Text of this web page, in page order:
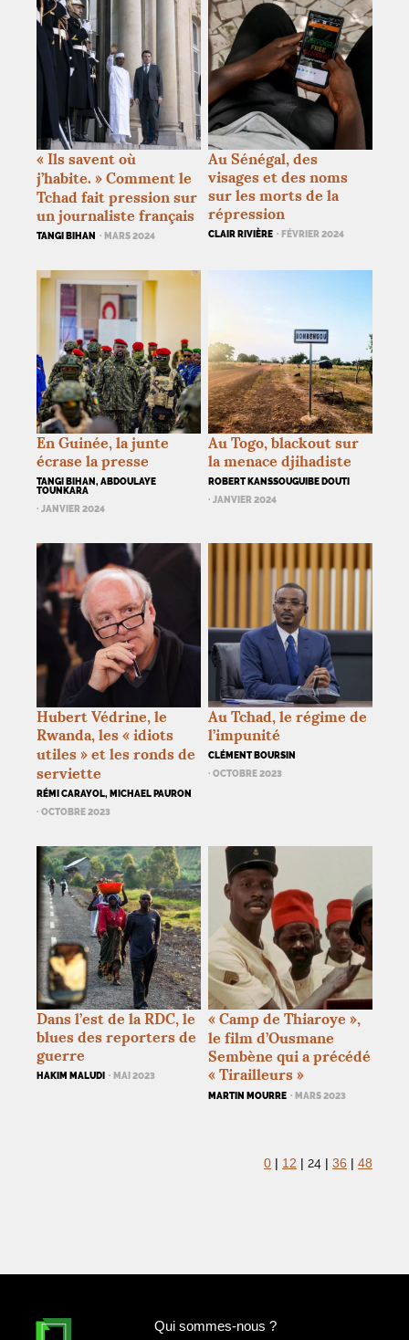
« Ils savent où
j’habite. » Comment le
Tchad fait pression sur
un journaliste français
TANGI BIHAN · MARS 2024
Au Sénégal, des
visages et des noms
sur les morts de la
répression
CLAIR RIVIÈRE · FÉVRIER 2024
En Guinée, la junte
écrase la presse
TANGI BIHAN, ABDOULAYE
TOUNKARA
· JANVIER 2024
Au Togo, blackout sur
la menace djihadiste
ROBERT KANSSOUGUIBE DOUTI
· JANVIER 2024
Hubert Védrine, le
Rwanda, les « idiots
utiles » et les ronds de
serviette
RÉMI CARAYOL, MICHAEL PAURON
· OCTOBRE 2023
Au Tchad, le régime de
l’impunité
CLÉMENT BOURSIN
· OCTOBRE 2023
Dans l’est de laRDC, le
blues des reporters de
guerre
HAKIM MALUDI · MAI 2023
« Camp de Thiaroye »,
le film d’Ousmane
Sembène qui a précédé
« Tirailleurs »
MARTIN MOURRE · MARS 2023
0 | 12 | 24 | 36 | 48
Qui sommes-nous ?